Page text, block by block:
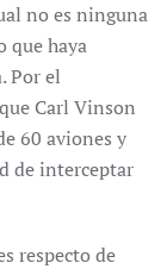
no es ninguna
que haya
Por el
Carl Vinson
60 aviones y
de interceptar
respecto de